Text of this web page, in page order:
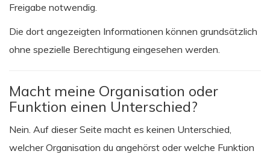
Freigabe notwendig.
Die dort angezeigten Informationen können grundsätzlich
ohne spezielle Berechtigung eingesehen werden.
Macht meine Organisation oder
Funktion einen Unterschied?
Nein. Auf dieser Seite macht es keinen Unterschied,
welcher Organisation du angehörst oder welche Funktion